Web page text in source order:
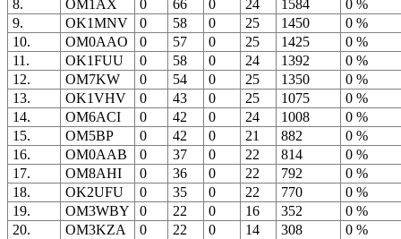
8. OM1AX 0 66 0 24 1584
0 %
9.
OK1MNV 0 58 0 25 1450
0 %
10.
OM0AAO 0 57 0 25 1425
0 %
11.
OK1FUU 0 58 0 24 1392
0 %
12.
OM7KW 0 54 0 25 1350
0 %
13.
OK1VHV 0 43 0 25 1075
0 %
14.
OM6ACI 0 42 0 24 1008
0 %
15.
OM5BP 0 42 0 21 882
0 %
16.
OM0AAB 0 37 0 22 814
0 %
17.
OM8AHI 0 36 0 22 792
0 %
18.
OK2UFU 0 35 0 22 770
0 %
19.
OM3WBY 0 22 0 16 352
0 %
20.
OM3KZA 0 22 0 14 308
0 %